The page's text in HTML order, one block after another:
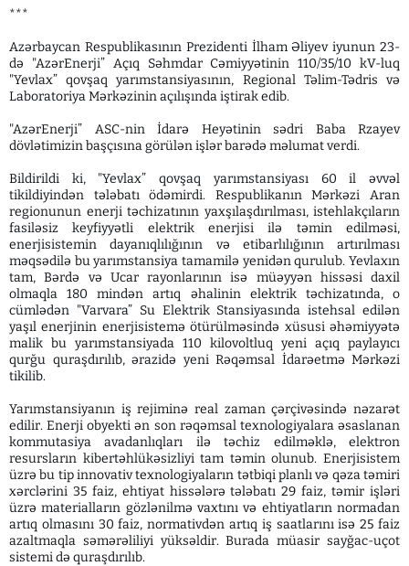
***
Azərbaycan Respublikasının Prezidenti İlham Əliyev iyunun 23-
də "AzərEnerji” Açıq Səhmdar Cəmiyyətinin 110/35/10 kV-luq
"Yevlax” qovşaq yarımstansiyasının, Regional Təlim-Tədris və
Laboratoriya Mərkəzinin açılışında iştirak edib.
"AzərEnerji” ASC-nin İdarə Heyətinin sədri Baba Rzayev
dövlətimizin başçısına görülən işlər barədə məlumat verdi.
Bildirildi ki, "Yevlax” qovşaq yarımstansiyası 60 il əvvəl
tikildiyindən tələbatı ödəmirdi. Respublikanın Mərkəzi Aran
regionunun enerji təchizatının yaxşılaşdırılması, istehlakçıların
fasiləsiz keyfiyyətli elektrik enerjisi ilə təmin edilməsi,
enerjisistemin dayanıqlılığının və etibarlılığının artırılması
məqsədilə bu yarımstansiya tamamilə yenidən qurulub. Yevlaxın
tam, Bərdə və Ucar rayonlarının isə müəyyən hissəsi daxil
olmaqla 180 mindən artıq əhalinin elektrik təchizatında, o
cümlədən "Varvara” Su Elektrik Stansiyasında istehsal edilən
yaşıl enerjinin enerjisistemə ötürülməsində xüsusi əhəmiyyətə
malik bu yarımstansiyada 110 kilovoltluq yeni açıq paylayıcı
qurğu quraşdırılıb, ərazidə yeni Rəqəmsal İdarəetmə Mərkəzi
tikilib.
Yarımstansiyanın iş rejiminə real zaman çərçivəsində nəzarət
edilir. Enerji obyekti ən son rəqəmsal texnologiyalara əsaslanan
kommutasiya avadanlıqları ilə təchiz edilməklə, elektron
resursların kibertəhlükəsizliyi tam təmin olunub. Enerjisistem
üzrə bu tip innovativ texnologiyaların tətbiqi planlı və qəza təmiri
xərclərini 35 faiz, ehtiyat hissələrə tələbatı 29 faiz, təmir işləri
üzrə materialların gözlənilmə vaxtını və ehtiyatların normadan
artıq olmasını 30 faiz, normativdən artıq iş saatlarını isə 25 faiz
azaltmaqla səmərəliliyi yüksəldir. Burada müasir sayğac-uçot
sistemi də quraşdırılıb.